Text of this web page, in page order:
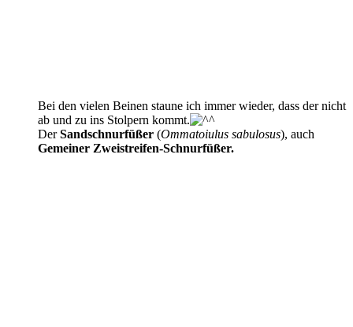
Bei den vielen Beinen staune ich immer wieder, dass der nicht
ab und zu ins Stolpern kommt.
DerSandschnurfüßer (Ommatoiulus sabulosus), auch
Gemeiner Zweistreifen-Schnurfüßer.